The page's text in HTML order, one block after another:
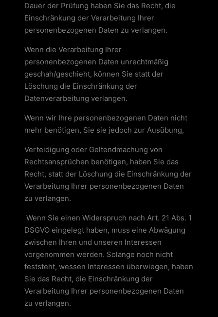
Dauer der Prüfung haben Sie das Recht, die
Einschränkung der Verarbeitung Ihrer
personenbezogenen Daten zu verlangen.
Wenn die Verarbeitung Ihrer
personenbezogenen Daten unrechtmäßig
geschah/geschieht, können Sie statt der
Löschung die Einschränkung der
Datenverarbeitung verlangen.
Wenn wir Ihre personenbezogenen Daten nicht
mehr benötigen, Sie sie jedoch zur Ausübung,
Verteidigung oder Geltendmachung von
Rechtsansprüchen benötigen, haben Sie das
Recht, statt der Löschung die Einschränkung der
Verarbeitung Ihrer personenbezogenen Daten
zu verlangen.
Wenn Sie einen Widerspruch nach Art. 21 Abs. 1
DSGVO eingelegt haben, muss eine Abwägung
zwischen Ihren und unseren Interessen
vorgenommen werden. Solange noch nicht
feststeht, wessen Interessen überwiegen, haben
Sie das Recht, die Einschränkung der
Verarbeitung Ihrer personenbezogenen Daten
zu verlangen.